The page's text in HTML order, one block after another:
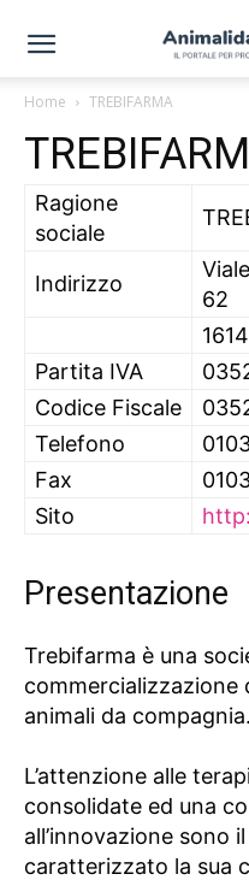
Home TREBIFARMA
Ragione
sociale
Indirizzo
62
Partita IVA
Codice Fiscale
Telefono
Fax
Sito
Presentazione
Trebifarma è una
animali da compagnia.
L’attenzione alle
consolidate ed una
all’innovazione sono
caratterizzato la sua